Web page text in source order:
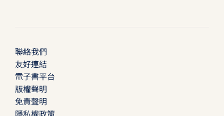
聯絡我們
友好連結
電子書平台
版權聲明
免責聲明